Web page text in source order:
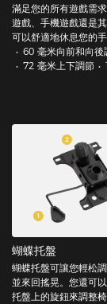
滿足您的所有遊戲需
遊戲、手機遊戲還是
可以舒適地休息您的手
60 毫米向前和向後
72 毫米上下調節
蝴蝶托盤
蝴蝶托盤可讓您輕松
並來回搖晃。您還可
托盤上的旋鈕來調整